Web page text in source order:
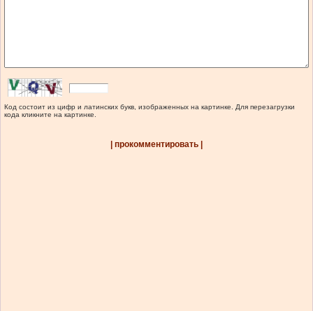
Код состоит из цифр и латинских букв, изображенных на картинке. Для перезагрузки
кода кликните на картинке.
| прокомментировать |